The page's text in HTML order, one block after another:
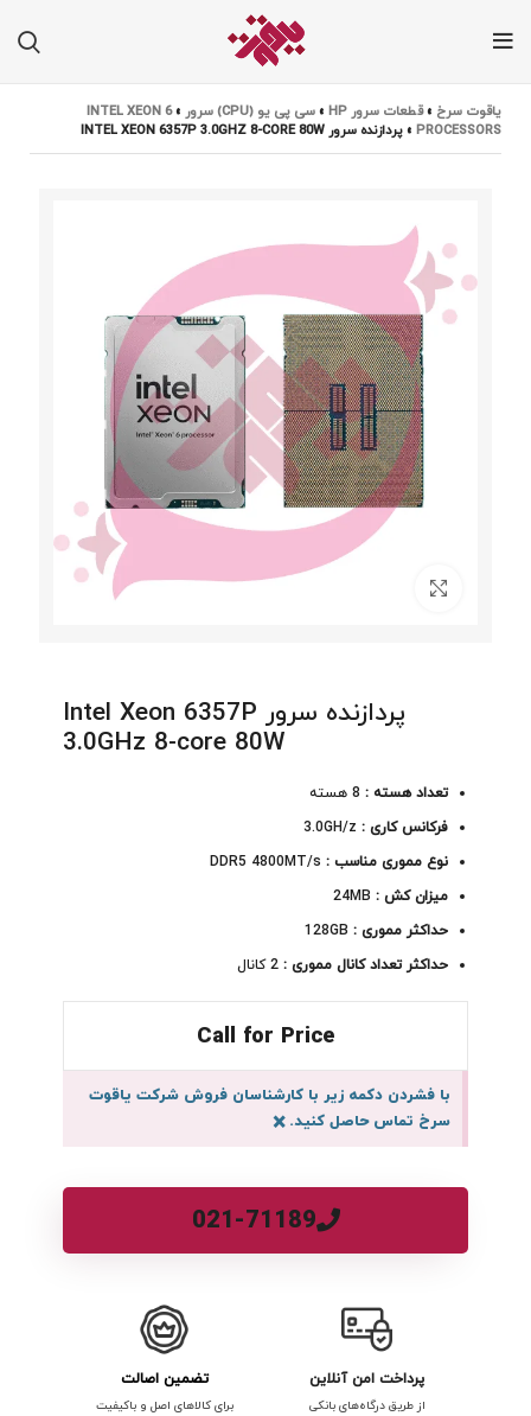
یاقوت سرخ »قطعات سرور HP »سی پی یو (CPU) سرور »
INTEL XEON 6
PROCESSORS
»پردازنده سرور INTEL XEON 6357P 3.0GHZ 8-CORE 80W
برای بزرگنمایی کلیک کنید
پردازنده سرور Intel Xeon 6357P
3.0GHz 8-core 80W
تعداد هسته :
فرکانس کاری :
نوع مموری مناسب :
میزان کش :
حداکثر مموری :
حداکثر تعداد کانال مموری :
Call for Price
با فشردن دکمه زیر با کارشناسان فروش شرکت یاقوت
سرخ تماس حاصل کنید.×
021-71189
پرداخت امن آنلاین
از طریق درگاه‌های بانکی
تضمین اصالت
برای کالاهای اصل و باکیفیت